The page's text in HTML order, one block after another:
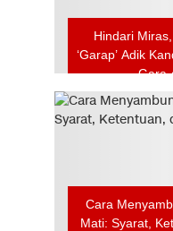
Hindari
‘Garap’ Adik
Cara
Mati: Syarat,